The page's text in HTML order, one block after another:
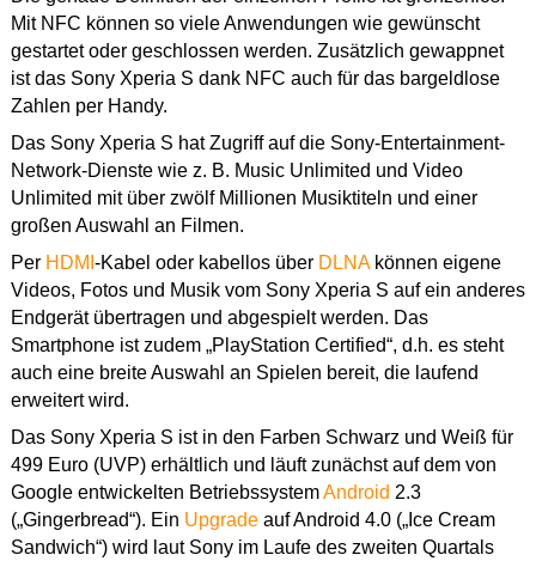
Mit NFC können so viele Anwendungen wie gewünscht
gestartet oder geschlossen werden. Zusätzlich gewappnet
ist das Sony Xperia S dank NFC auch für das bargeldlose
Zahlen per Handy.
Das Sony Xperia S hat Zugriff auf die Sony-Entertainment-
Network-Dienste wie z. B. Music Unlimited und Video
Unlimited mit über zwölf Millionen Musiktiteln und einer
großen Auswahl an Filmen.
Per HDMI -Kabel oder kabellos über DLNAkönnen eigene
Videos, Fotos und Musik vom Sony Xperia S auf ein anderes
Endgerät übertragen und abgespielt werden. Das
Smartphone ist zudem „PlayStation Certified“, d.h. es steht
auch eine breite Auswahl an Spielen bereit, die laufend
erweitert wird.
Das Sony Xperia S ist in den Farben Schwarz und Weiß für
499 Euro (UVP) erhältlich und läuft zunächst auf dem von
Google entwickelten BetriebssystemAndroid 2.3
(„Gingerbread“). Ein Upgradeauf Android 4.0 („Ice Cream
Sandwich“) wird laut Sony im Laufe des zweiten Quartals